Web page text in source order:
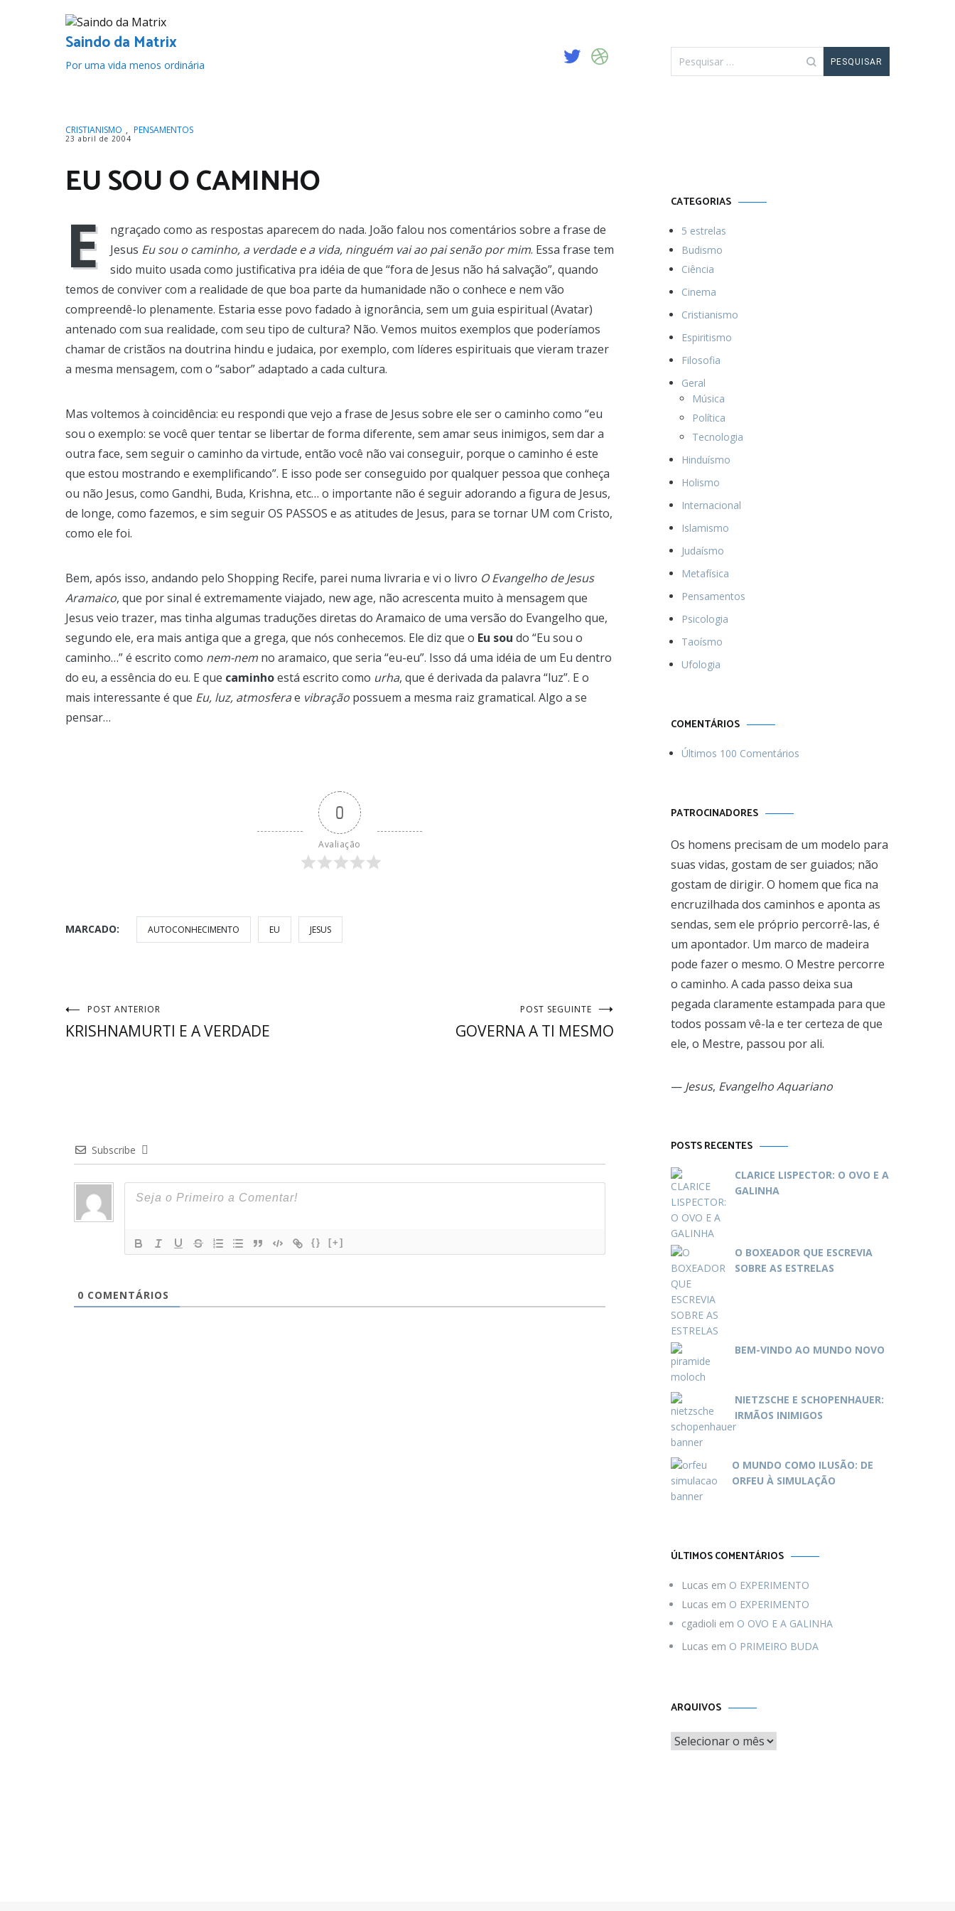
Saindo da Matrix
Por uma vida menos ordinária
CRISTIANISMO , PENSAMENTOS
23 abril de 2004
EU SOU O CAMINHO
E
ngraçado como as respostas aparecem do nada. João falou nos comentários sobre a frase de
Jesus Eu sou o caminho, a verdade e a vida, ninguém vai ao pai senão por mim. Essa frase tem
sido muito usada como justificativa pra idéia de que “fora de Jesus não há salvação”, quando
temos de conviver com a realidade de que boa parte da humanidade não o conhece e nem vão
compreendê-lo plenamente. Estaria esse povo fadado à ignorância, sem um guia espiritual (Avatar)
antenado com sua realidade, com seu tipo de cultura? Não. Vemos muitos exemplos que poderíamos
chamar de cristãos na doutrina hindu e judaica, por exemplo, com líderes espirituais que vieram trazer
a mesma mensagem, com o “sabor” adaptado a cada cultura.
Mas voltemos à coincidência: eu respondi que vejo a frase de Jesus sobre ele ser o caminho como “eu
sou o exemplo: se você quer tentar se libertar de forma diferente, sem amar seus inimigos, sem dar a
outra face, sem seguir o caminho da virtude, então você não vai conseguir, porque o caminho é este
que estou mostrando e exemplificando”. E isso pode ser conseguido por qualquer pessoa que conheça
ou não Jesus, como Gandhi, Buda, Krishna, etc… o importante não é seguir adorando a figura de Jesus,
de longe, como fazemos, e sim seguir OS PASSOS e as atitudes de Jesus, para se tornar UM com Cristo,
como ele foi.
Bem, após isso, andando pelo Shopping Recife, parei numa livraria e vi o livro O Evangelho de Jesus
Aramaico, que por sinal é extremamente viajado, new age, não acrescenta muito à mensagem que
Jesus veio trazer, mas tinha algumas traduções diretas do Aramaico de uma versão do Evangelho que,
segundo ele, era mais antiga que a grega, que nós conhecemos. Ele diz que o Eu sou do “Eu sou o
caminho…” é escrito como nem-nem no aramaico, que seria “eu-eu”. Isso dá uma idéia de um Eu dentro
do eu, a essência do eu. E que caminhoestá escrito como urha, que é derivada da palavra “luz”. E o
mais interessante é que Eu, luz, atmosferae vibração possuem a mesma raiz gramatical. Algo a se
pensar…
0
Avaliação
MARCADO: AUTOCONHECIMENTO EU JESUS
Navegação
POST ANTERIOR
KRISHNAMURTI E A VERDADE
POST SEGUINTE
GOVERNA A TI MESMO
Subscribe
{} [+]
0 COMENTÁRIOS
por:
CATEGORIAS
5 estrelas
Budismo
Ciência
Cinema
Cristianismo
Espiritismo
Filosofia
Geral
Música
Política
Tecnologia
Hinduísmo
Holismo
Internacional
Islamismo
Judaísmo
Metafísica
Pensamentos
Psicologia
Taoísmo
Ufologia
COMENTÁRIOS
Últimos 100 Comentários
PATROCINADORES
Os homens precisam de um modelo para
suas vidas, gostam de ser guiados; não
gostam de dirigir. O homem que fica na
encruzilhada dos caminhos e aponta as
sendas, sem ele próprio percorrê-las, é
um apontador. Um marco de madeira
pode fazer o mesmo. O Mestre percorre
o caminho. A cada passo deixa sua
pegada claramente estampada para que
todos possam vê-la e ter certeza de que
ele, o Mestre, passou por ali.
— Jesus, Evangelho Aquariano
POSTS RECENTES
CLARICE LISPECTOR: O OVO E A
GALINHA
O BOXEADOR QUE ESCREVIA
SOBRE AS ESTRELAS
BEM-VINDO AO MUNDO NOVO
NIETZSCHE E SCHOPENHAUER:
IRMÃOS INIMIGOS
O MUNDO COMO ILUSÃO: DE
ORFEU À SIMULAÇÃO
ÚLTIMOS COMENTÁRIOS
Lucas em O EXPERIMENTO
Lucas em O EXPERIMENTO
cgadioli em O OVO E A GALINHA
Lucas em O PRIMEIRO BUDA
ARQUIVOS Arquivos